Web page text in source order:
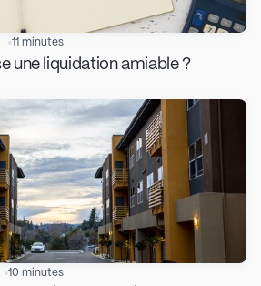
11 minutes
une liquidation amiable ?
10 minutes